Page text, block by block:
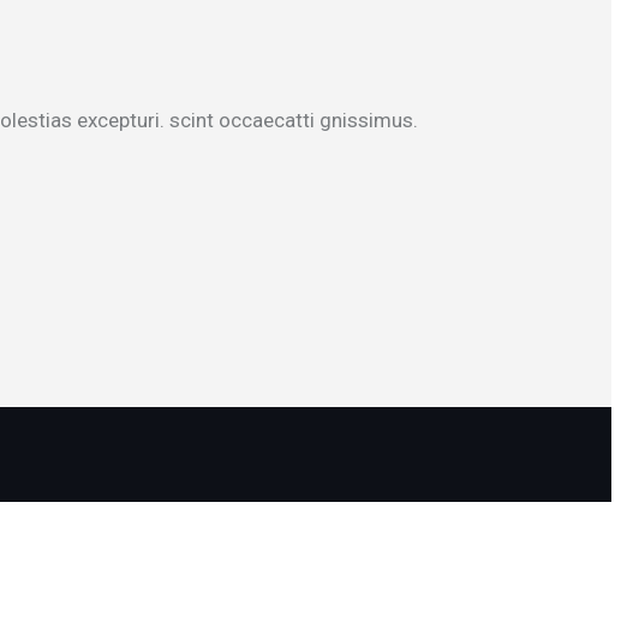
excepturi. scint occaecatti gnissimus.